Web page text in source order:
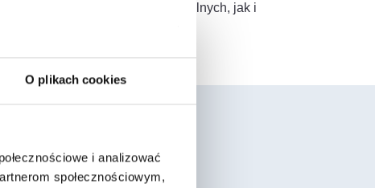
O plikach cookies
i analizować
społecznościowym,
zarówno do budynków mieszkalnych, jak i